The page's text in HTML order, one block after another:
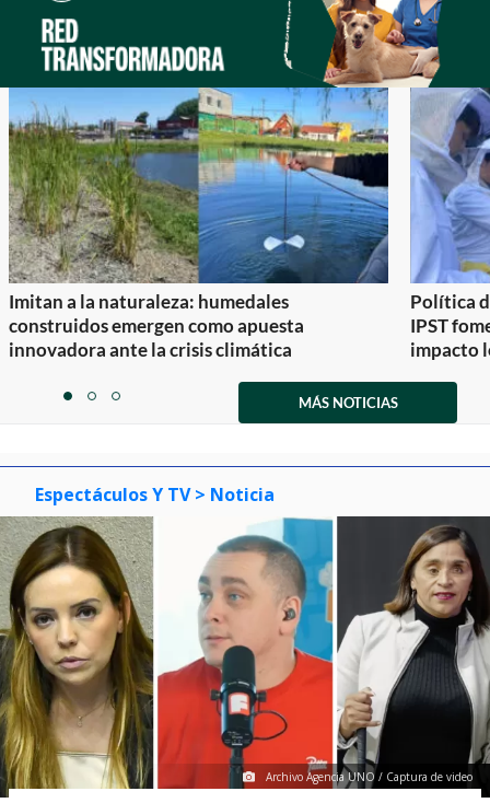
Imitan a la naturaleza: humedales
construidos emergen como apuesta
innovadora ante la crisis climática
Política
IPST
impacto
itemitemitem
MÁS NOTICIAS
Espectáculos Y TV > Noticia
Archivo Agencia UNO / Captura de video